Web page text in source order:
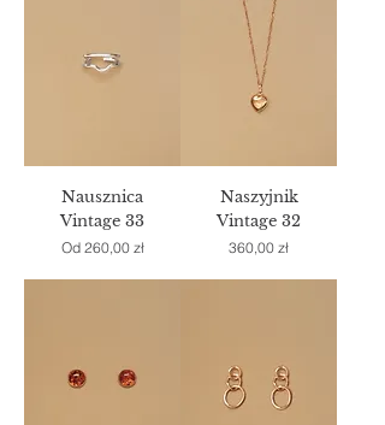
Nausznica
Vintage 33
Od 260,00 zł
Cena rabatowa
Naszyjnik
Vintage 32
Cena
360,00 zł